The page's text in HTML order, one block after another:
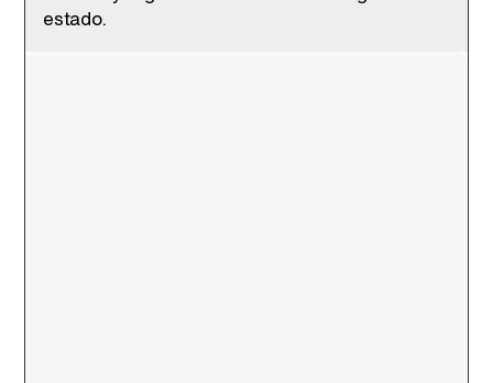
estado.